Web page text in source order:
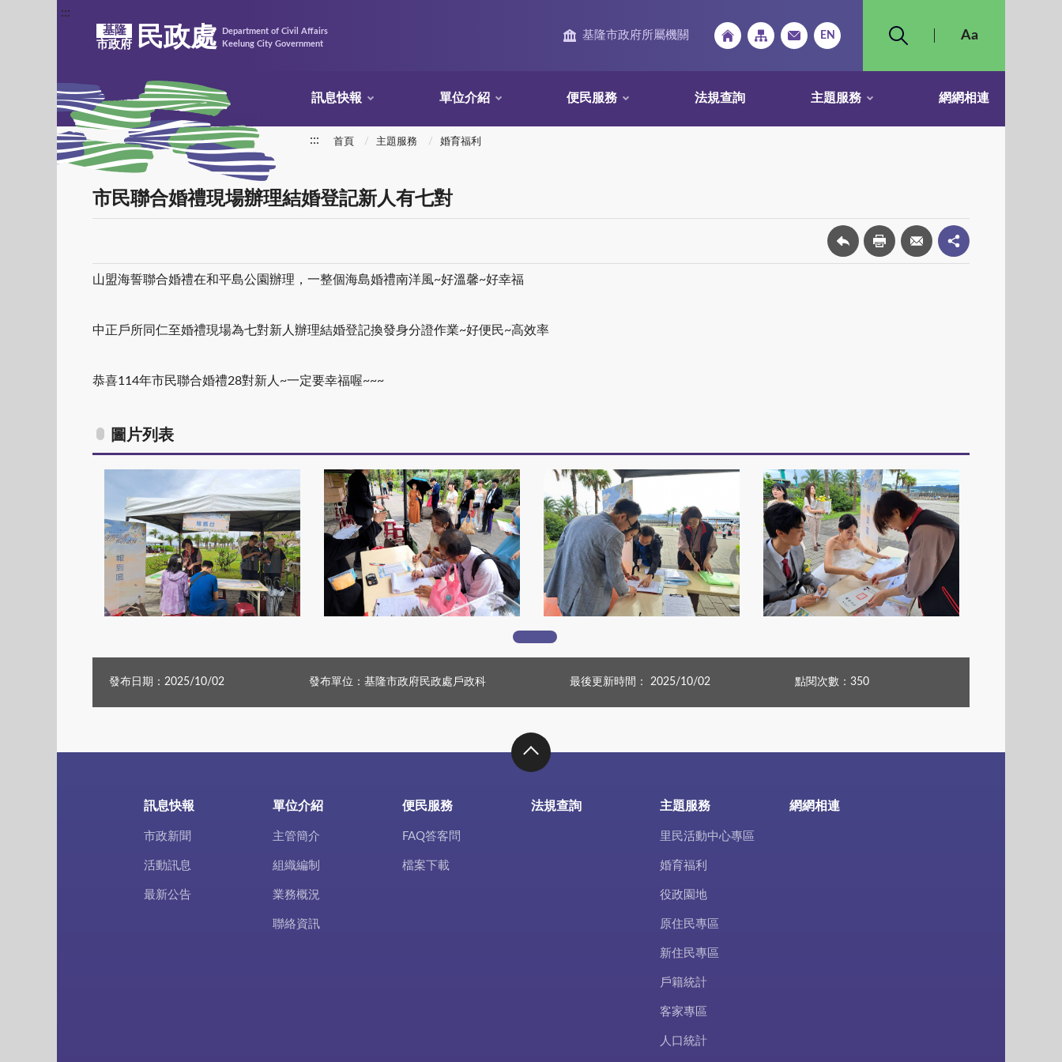
:::
基隆
市政府
民政處
Department of Civil Affairs
Keelung City Government
基隆市政府所屬機關
訊息快報 單位介紹 便民服務 法規查詢 主題服務 網網相連
::: 首頁 主題服務 婚育福利
市民聯合婚禮現場辦理結婚登記新人有七對
山盟海誓聯合婚禮在和平島公園辦理，一整個海島婚禮南洋風~好溫馨~好幸福
中正戶所同仁至婚禮現場為七對新人辦理結婚登記換發身分證作業~好便民~高效率
恭喜114年市民聯合婚禮28對新人~一定要幸福喔~~~
圖片列表
發布日期：2025/10/02 發布單位：基隆市政府民政處戶政科 最後更新時間： 2025/10/02 點閱次數：350
訊息快報
市政新聞
活動訊息
最新公告
單位介紹
主管簡介
組織編制
業務概況
聯絡資訊
便民服務
FAQ答客問
檔案下載
法規查詢 主題服務
里民活動中心專區
婚育福利
役政園地
原住民專區
新住民專區
戶籍統計
客家專區
人口統計
網網相連